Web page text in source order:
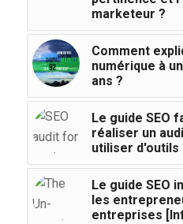
marketeur ?
Comment
numérique à
ans ?
Le guide SEO
réaliser un
utiliser d'outils
Le guide SEO
les
entreprises